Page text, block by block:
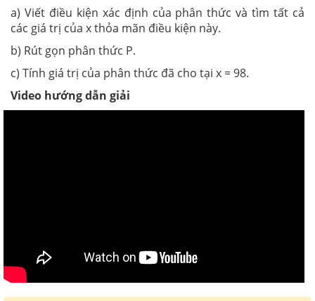
a) Viết điều kiện xác định của phân thức và tìm tất cả
các giá trị của x thỏa mãn điều kiện này.
b) Rút gọn phân thức P.
c) Tính giá trị của phân thức đã cho tại x = 98.
Video hướng dẫn giải